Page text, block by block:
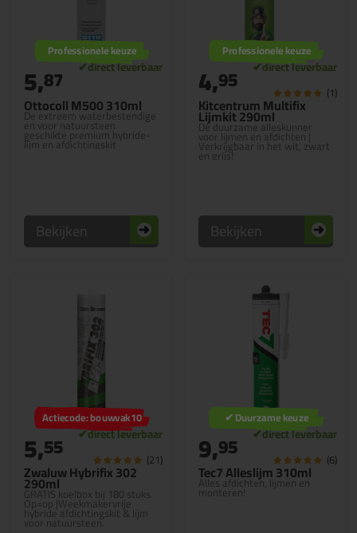
Ottocoll M500 310ml
De extreem waterbestendige
en voor natuursteen
geschikte premium hybride-
lijm en afdichtingskit
Professionele keuze
5,87
Bekijken
Kitcentrum Multifix
Lijmkit 290ml
Dé duurzame alleskunner
voor lijmen en afdichten |
Verkrijgbaar in het wit, zwart
en grijs!
Professionele keuze
4,95 (1)
Bekijken
Zwaluw Hybrifix 302
290ml
GRATIS koelbox bij 180 stuks.
Op=op |Weekmakervrije
hybride afdichtingskit & lijm
voor natuursteen.
Actiecode: bouwvak10
5,55 (21)
Tec7 Alleslijm 310ml
Alles afdichten, lijmen en
monteren!
✔ Duurzame keuze
9,95 (6)